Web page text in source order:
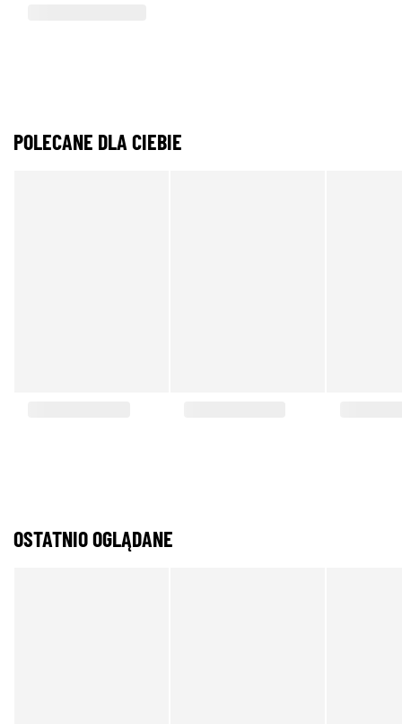
POLECANE DLA CIEBIE
OSTATNIO OGLĄDANE